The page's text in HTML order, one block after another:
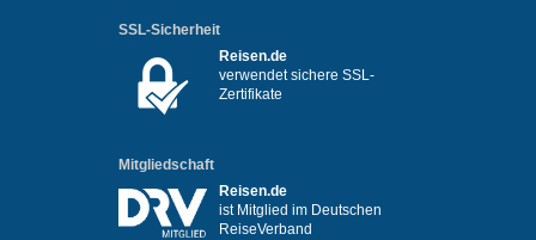
SSL-Sicherheit
Reisen.de
verwendet sichere SSL-
Zertifikate
Mitgliedschaft
Reisen.de
ist Mitglied im Deutschen
ReiseVerband